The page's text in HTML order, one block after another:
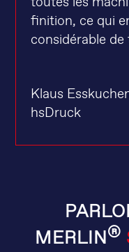
finition, ce qui
considérable
Klaus
hsDruck
MERLIN®